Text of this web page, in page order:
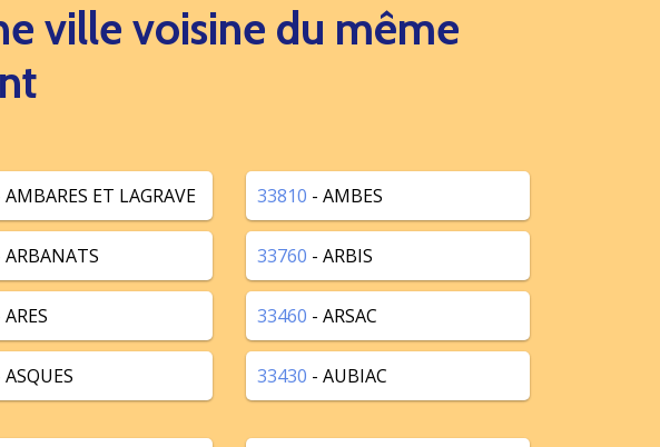
ville voisine du même
AMBARES ET LAGRAVE 33810 - AMBES
ARBANATS 33760 - ARBIS
ARES 33460 - ARSAC
ASQUES 33430 - AUBIAC